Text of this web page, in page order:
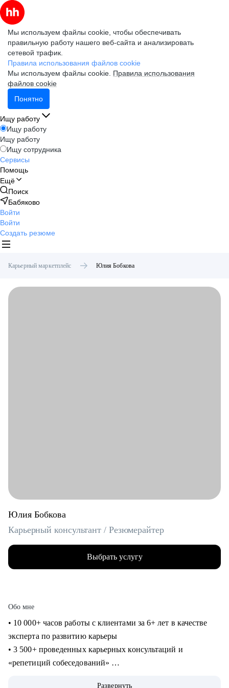
Мы используем файлы cookie, чтобы обеспечивать
правильную работу нашего веб-сайта и анализировать
сетевой трафик.
Правила использования файлов cookie
Мы используем файлы cookie. Правила использования
файлов cookie
Понятно
Ищу работу
Ищу работу
Ищу работу
Ищу сотрудника
Сервисы
Помощь
Ещё
Поиск
Бабяково
Войти
Войти
Создать резюме
Карьерный маркетплейс Юлия Бобкова
Юлия Бобкова
Карьерный консультант / Резюмерайтер
Выбрать услугу
Обо мне
• 10 000+ часов работы с клиентами за 6+ лет в качестве
эксперта по развитию карьеры
• 3 500+ проведенных карьерных консультаций и
«репетиций собеседований»
Развернуть